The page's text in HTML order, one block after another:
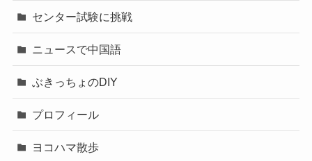
センター試験に挑戦
ニュースで中国語
ぶきっちょのDIY
プロフィール
ヨコハマ散歩